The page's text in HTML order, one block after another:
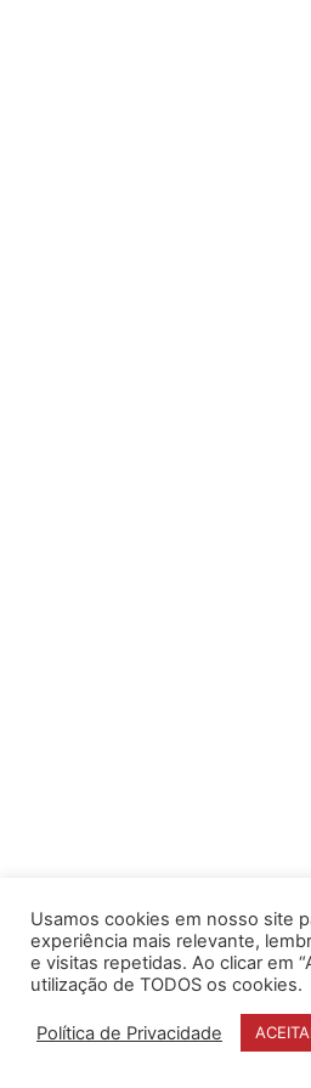
Usamos cookies em nosso site
experiência mais relevante,
e visitas repetidas. Ao clicar em
utilização de TODOS os cookies.
Política de Privacidade